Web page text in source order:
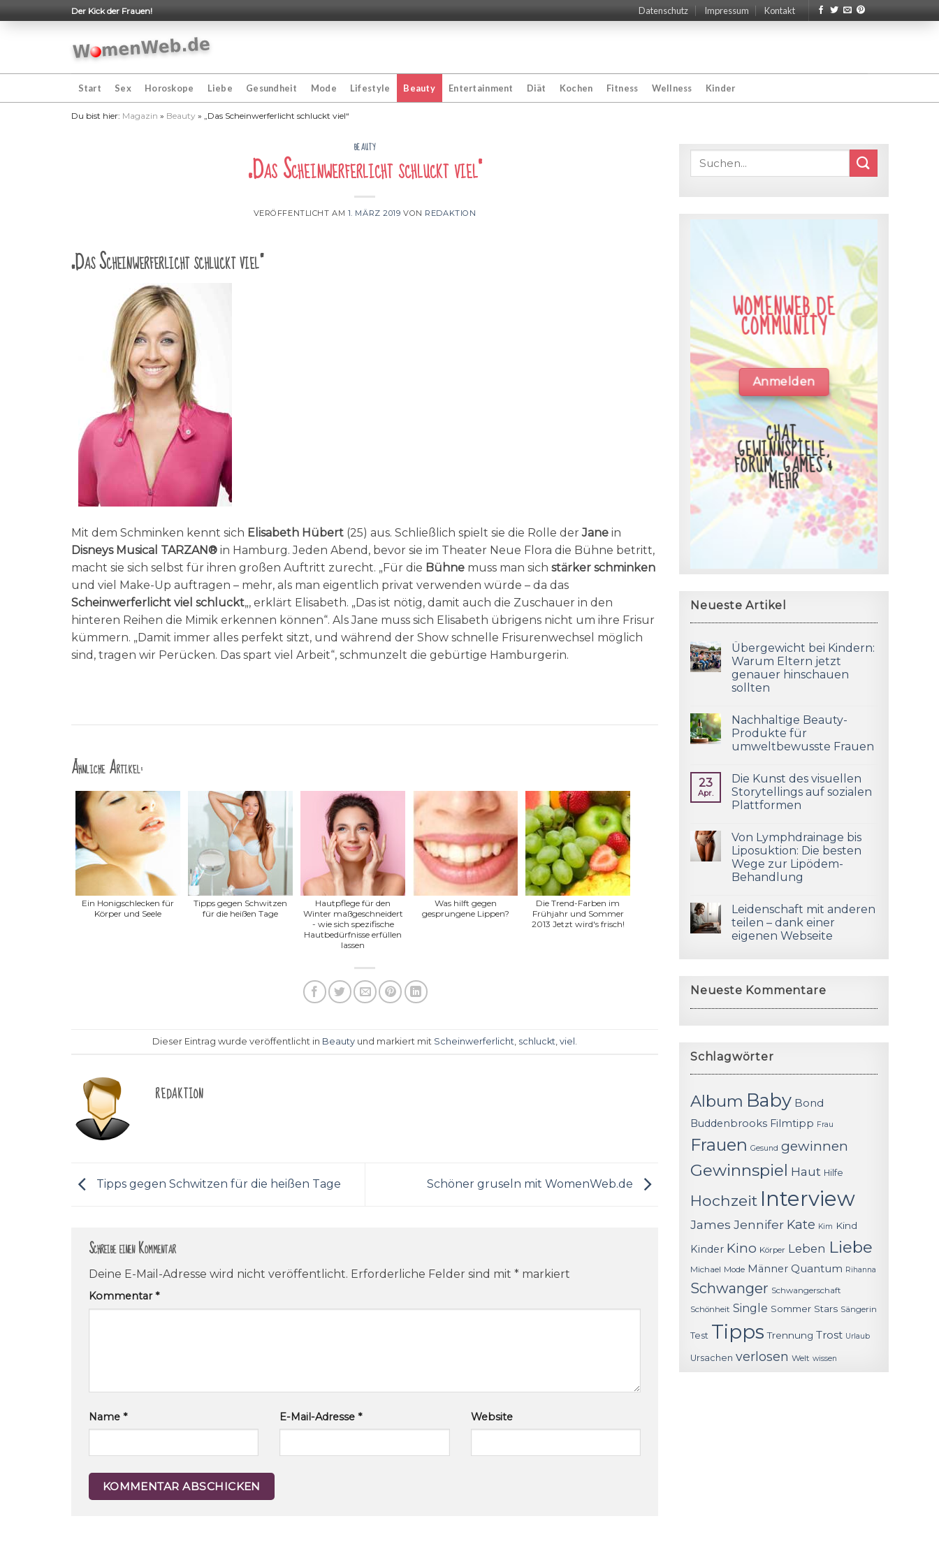
to
Der Kick der Frauen! Datenschutz Impressum Kontakt
Start Sex Horoskope Liebe Gesundheit Mode Lifestyle Beauty Entertainment Diät Kochen Fitness Wellness Kinder
Du bist hier: Magazin » Beauty » „Das Scheinwerferlicht schluckt viel“
BEAUTY
„Das Scheinwerferlicht schluckt viel“
VERÖFFENTLICHT AM 1. MÄRZ 2019 VON REDAKTION
„Das Scheinwerferlicht schluckt viel“
Mit dem Schminken kennt sich Elisabeth Hübert (25) aus. Schließlich spielt sie die Rolle der Jane in
Disneys Musical TARZAN® in Hamburg. Jeden Abend, bevor sie im Theater Neue Flora die Bühne betritt,
macht sie sich selbst für ihren großen Auftritt zurecht. „Für die Bühne muss man sich stärker schminken
und viel Make-Up auftragen – mehr, als man eigentlich privat verwenden würde – da das
Scheinwerferlicht viel schluckt„, erklärt Elisabeth. „Das ist nötig, damit auch die Zuschauer in den
hinteren Reihen die Mimik erkennen können“. Als Jane muss sich Elisabeth übrigens nicht um ihre Frisur
kümmern. „Damit immer alles perfekt sitzt, und während der Show schnelle Frisurenwechsel möglich
sind, tragen wir Perücken. Das spart viel Arbeit“, schmunzelt die gebürtige Hamburgerin.
Ähnliche Artikel:
Ein Honigschlecken für
Körper und Seele
Tipps gegen Schwitzen
für die heißen Tage
Hautpflege für den
Winter maßgeschneidert
- wie sich spezifische
Hautbedürfnisse erfüllen
lassen
Was hilft gegen
gesprungene Lippen?
Die Trend-Farben im
Frühjahr und Sommer
2013 Jetzt wird's frisch!
Dieser Eintrag wurde veröffentlicht in Beauty und markiert mit Scheinwerferlicht schluckt viel
REDAKTION
Tipps gegen Schwitzen für die heißen Tage Schöner gruseln mit WomenWeb.de
Schreibe einen Kommentar
Deine E-Mail-Adresse wird nicht veröffentlicht. Erforderliche Felder sind mit * markiert
Kommentar*
Name * E-Mail-Adresse* Website
WOMENWEB.DE
COMMUNITY
Anmelden
CHAT,
GEWINNSPIELE,
FORUM, GAMES &
MEHR
Neueste Artikel
Übergewicht bei Kindern:
Warum Eltern jetzt
genauer hinschauen
sollten
Nachhaltige Beauty-
Produkte für
umweltbewusste Frauen
23
Apr.
Die Kunst des visuellen
Storytellings auf sozialen
Plattformen
Von Lymphdrainage bis
Liposuktion: Die besten
Wege zur Lipödem-
Behandlung
Leidenschaft mit anderen
teilen – dank einer
eigenen Webseite
Neueste Kommentare
Schlagwörter
Album Baby Bond
Buddenbrooks Filmtipp Frau
Frauen Gesund gewinnen
Gewinnspiel Haut Hilfe
Hochzeit Interview
James Jennifer Kate Kim Kind
Kinder Kino Körper Leben Liebe
Michael Mode Männer Quantum Rihanna
Schwanger Schwangerschaft
Schönheit Single Sommer Stars Sängerin
Test Tipps Trennung Trost Urlaub
Ursachen verlosen Welt wissen